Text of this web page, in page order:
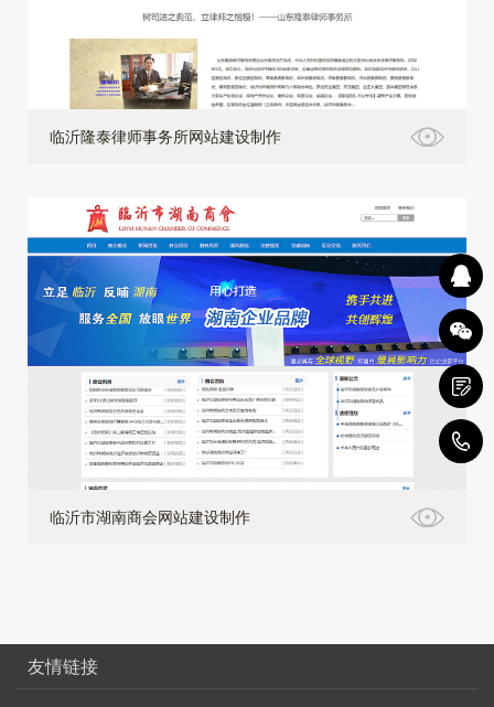
临沂隆泰律师事务所网站建设制作
临沂市湖南商会网站建设制作
友情链接